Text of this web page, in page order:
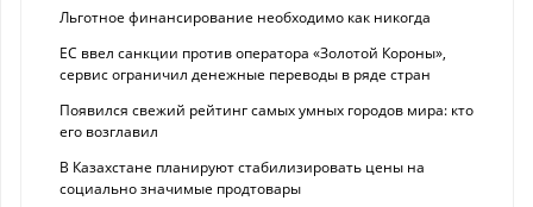
Льготное финансирование необходимо как никогда
ЕС ввел санкции против оператора «Золотой Короны»,
сервис ограничил денежные переводы в ряде стран
Появился свежий рейтинг самых умных городов мира: кто
его возглавил
В Казахстане планируют стабилизировать цены на
социально значимые продтовары